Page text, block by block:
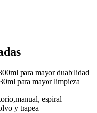
para mayor duabilidad
para mayor limpieza
espiral
y trapea